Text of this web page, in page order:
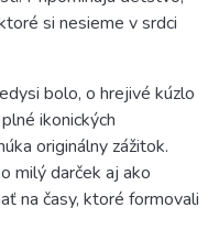
si nesieme v srdci
bolo, o hrejivé kúzlo
ikonických
originálny zážitok.
milý darček aj ako
na časy, ktoré formovali